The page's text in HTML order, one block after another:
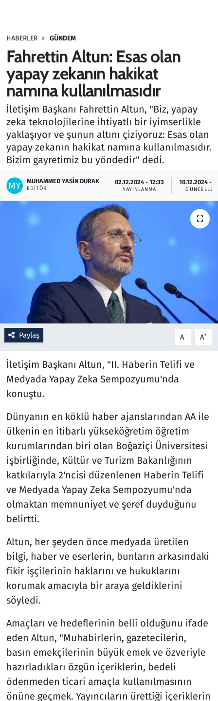
HABERLER GÜNDEM
Fahrettin Altun: Esas olan
yapay zekanın hakikat
namına kullanılmasıdır
İletişim Başkanı Fahrettin Altun, "Biz, yapay
zeka teknolojilerine ihtiyatlı bir iyimserlikle
yaklaşıyor ve şunun altını çiziyoruz: Esas olan
yapay zekanın hakikat namına kullanılmasıdır.
Bizim gayretimiz bu yöndedir" dedi.
MUHAMMED YASIN DURAK
EDITÖR
02.12.2024 - 12:33
YAYINLANMA
10.12.2024 -
Paylaş A- A+
İletişim Başkanı Altun, "II. Haberin Telifi ve
Medyada Yapay Zeka Sempozyumu'nda
konuştu.
Dünyanın en köklü haber ajanslarından AA ile
ülkenin en itibarlı yükseköğretim öğretim
kurumlarından biri olan Boğaziçi Üniversitesi
işbirliğinde, Kültür ve Turizm Bakanlığının
katkılarıyla 2'ncisi düzenlenen Haberin Telifi
ve Medyada Yapay Zeka Sempozyumu'nda
olmaktan memnuniyet ve şeref duyduğunu
belirtti.
Altun, her şeyden önce medyada üretilen
bilgi, haber ve eserlerin, bunların arkasındaki
fikir işçilerinin haklarını ve hukuklarını
korumak amacıyla bir araya geldiklerini
söyledi.
Amaçları ve hedeflerinin belli olduğunu ifade
eden Altun, "Muhabirlerin, gazetecilerin,
basın emekçilerinin büyük emek ve özveriyle
hazırladıkları özgün içeriklerin, bedeli
ödenmeden ticari amaçla kullanılmasının
önüne geçmek. Yayıncıların ürettiği içeriklerin
Haber
Kültür Sanat
Kurumsal Haberler
Lezzet Durağı
Memur ve Kamu
Otomobil
Oyun
Ramazan
Resmi İlanlar
Rüya Tabirleri
Sağlık
Savunma Sanayi
Seçim 2023
Spor
Teknoloji ve Bilim
Televizyon